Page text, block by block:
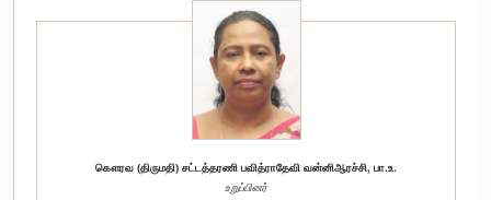
கௌரவ (திருமதி) சட்டத்தரணி பவித்ராதேவி வன்னிஆரச்சி, பா.உ.
உறுப்பினர்